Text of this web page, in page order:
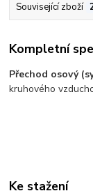
Související zboží
Kompletní
Přechod osový
kruhového
Ke stažení